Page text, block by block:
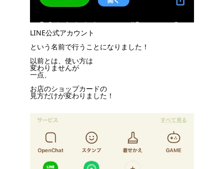
LINE公式アカウント
という名前で行うことになりました！
以前とは、使い方は
変わりませんが
一点、
お店のショップカードの
見方だけが変わりました！